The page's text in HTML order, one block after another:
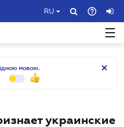
RU
мовою.
украинские